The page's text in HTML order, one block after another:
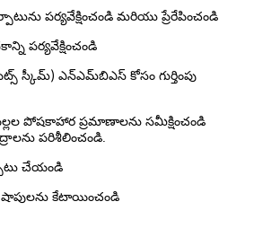
పర్యవేక్షించండి మరియు ప్రేరేపించండి
పర్యవేక్షించండి
స్కీమ్) ఎన్‌ఎమ్‌బిఎస్ కోసం గుర్తింపు
పోషకాహార ప్రమాణాలను సమీక్షించండి
పరిశీలించండి.
చేయండి
షాపులను కేటాయించండి